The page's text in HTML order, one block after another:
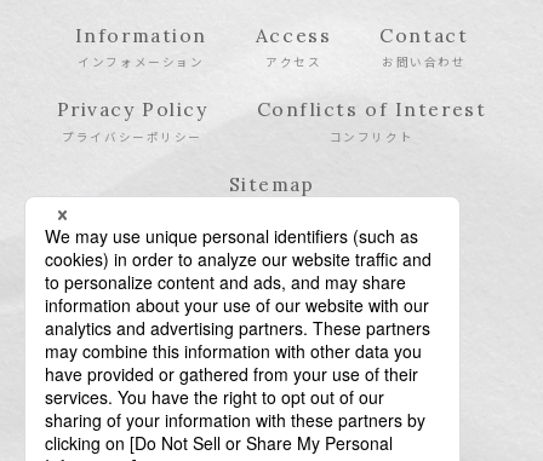
Information
インフォメーション
Access
アクセス
Contact
お問い合わせ
Privacy Policy
プライバシーポリシー
Conflicts of Interest
コンフリクト
Sitemap